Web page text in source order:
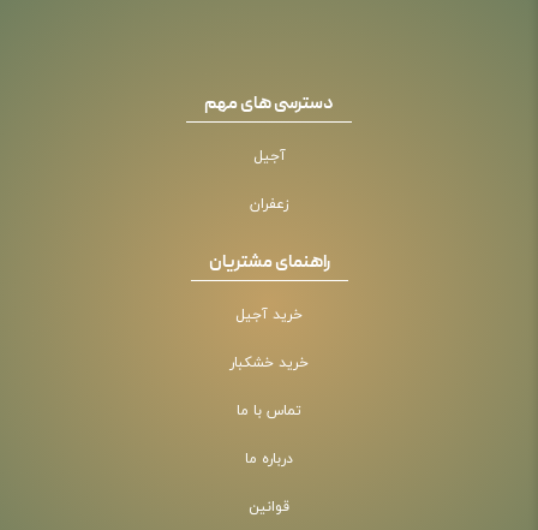
دسترسی های مهم
آجیل
زعفران
راهنمای مشتریان
خرید آجیل
خرید خشکبار
تماس با ما
درباره ما
قوانین